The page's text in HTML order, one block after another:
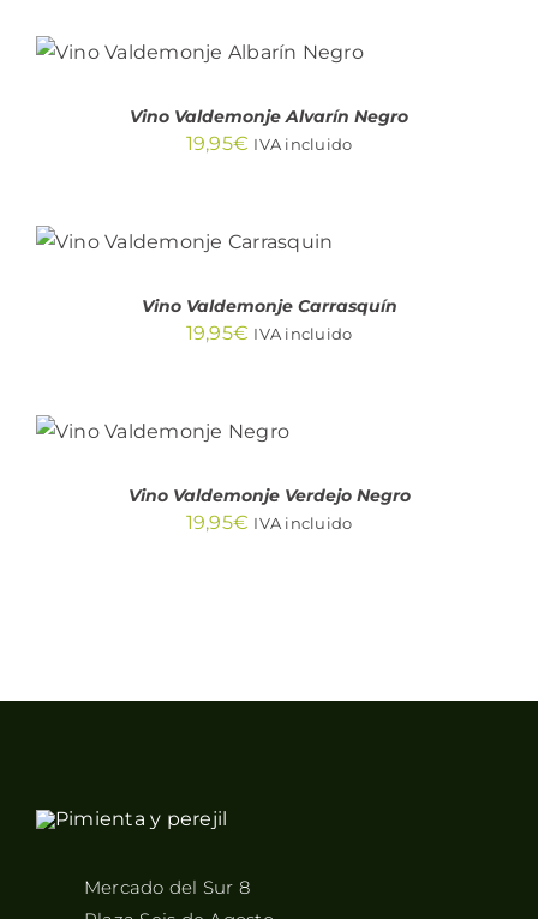
AÑADIR AL CARRITO
/
Vino Valdemonje Alvarín Negro
19,95€ IVA incluido
/
Vino Valdemonje Carrasquín
19,95€ IVA incluido
CARRITO
/
Vino Valdemonje Verdejo Negro
19,95€ IVA incluido
Mercado del Sur 8